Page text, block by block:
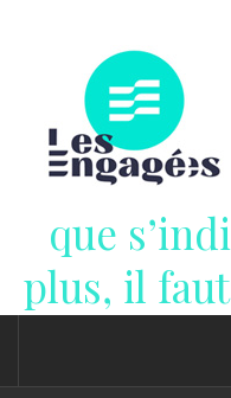
contenu
que
plus, il faut